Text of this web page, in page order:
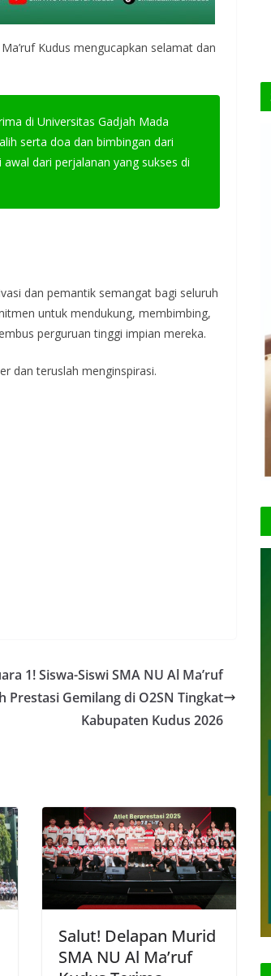
Kudus mengucapkan selamat dan
di Universitas Gadjah Mada
serta doa dan bimbingan dari
dari perjalanan yang sukses di
dan pemantik semangat bagi seluruh
untuk mendukung, membimbing,
perguruan tinggi impian mereka.
dan teruslah menginspirasi.
1! Siswa-Siswi SMA NU Al Ma’ruf
Prestasi Gemilang di O2SN Tingkat
Kabupaten Kudus 2026
Salut! Delapan Murid
SMA NU Al Ma’ruf